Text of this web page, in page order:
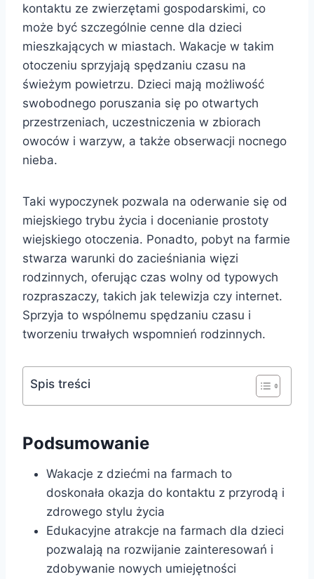
kontaktu ze zwierzętami gospodarskimi, co
może być szczególnie cenne dla dzieci
mieszkających w miastach. Wakacje w takim
otoczeniu sprzyjają spędzaniu czasu na
świeżym powietrzu. Dzieci mają możliwość
swobodnego poruszania się po otwartych
przestrzeniach, uczestniczenia w zbiorach
owoców i warzyw, a także obserwacji nocnego
nieba.
Taki wypoczynek pozwala na oderwanie się od
miejskiego trybu życia i docenianie prostoty
wiejskiego otoczenia. Ponadto, pobyt na farmie
stwarza warunki do zacieśniania więzi
rodzinnych, oferując czas wolny od typowych
rozpraszaczy, takich jak telewizja czy internet.
Sprzyja to wspólnemu spędzaniu czasu i
tworzeniu trwałych wspomnień rodzinnych.
Spis treści
Podsumowanie
Wakacje z dziećmi na farmach to
doskonała okazja do kontaktu z przyrodą i
zdrowego stylu życia
Edukacyjne atrakcje na farmach dla dzieci
pozwalają na rozwijanie zainteresowań i
zdobywanie nowych umiejętności